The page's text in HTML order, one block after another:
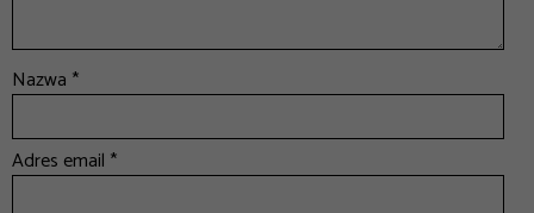
Nazwa *
Adres email *